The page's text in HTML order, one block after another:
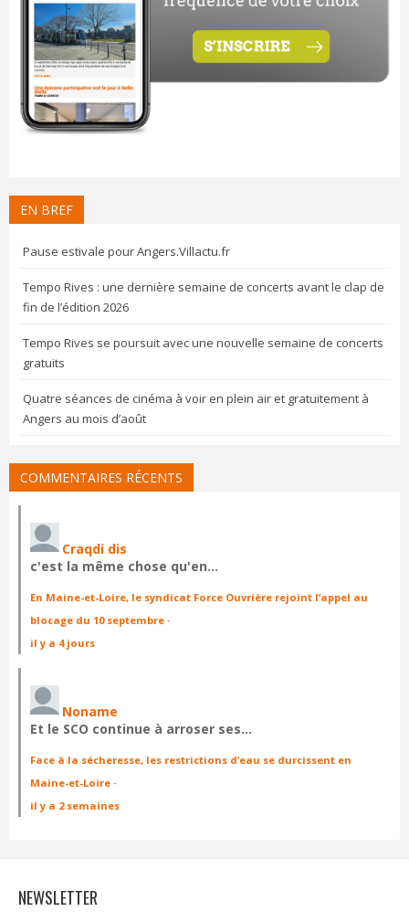
EN BREF
Pause estivale pour Angers.Villactu.fr
Tempo Rives : une dernière semaine de concerts avant le clap de
fin de l’édition 2026
Tempo Rives se poursuit avec une nouvelle semaine de concerts
gratuits
Quatre séances de cinéma à voir en plein air et gratuitement à
Angers au mois d’août
COMMENTAIRES RÉCENTS
Craqdi dis
c'est la même chose qu'en…
En Maine-et-Loire, le syndicat Force Ouvrière rejoint l’appel au
blocage du 10 septembre ·
il y a 4 jours
Noname
Et le SCO continue à arroser ses…
Face à la sécheresse, les restrictions d’eau se durcissent en
Maine-et-Loire ·
il y a 2 semaines
NEWSLETTER